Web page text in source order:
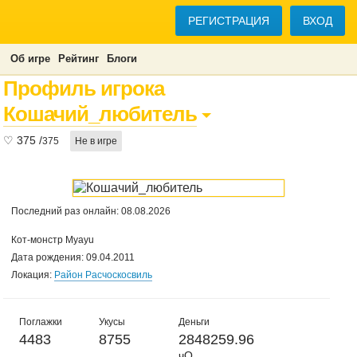
РЕГИСТРАЦИЯ ВХОД
Об игре Рейтинг Блоги
Профиль игрока
Кошачий_любитель
♡375 /375 Не в игре
Последний раз онлайн: 08.08.2026
Кот-монстр Myayu
Дата рождения: 09.04.2011
Локация: Район Расчоскосвиль
Поглажки
4483
Укусы
8755
Деньги
2848259.96